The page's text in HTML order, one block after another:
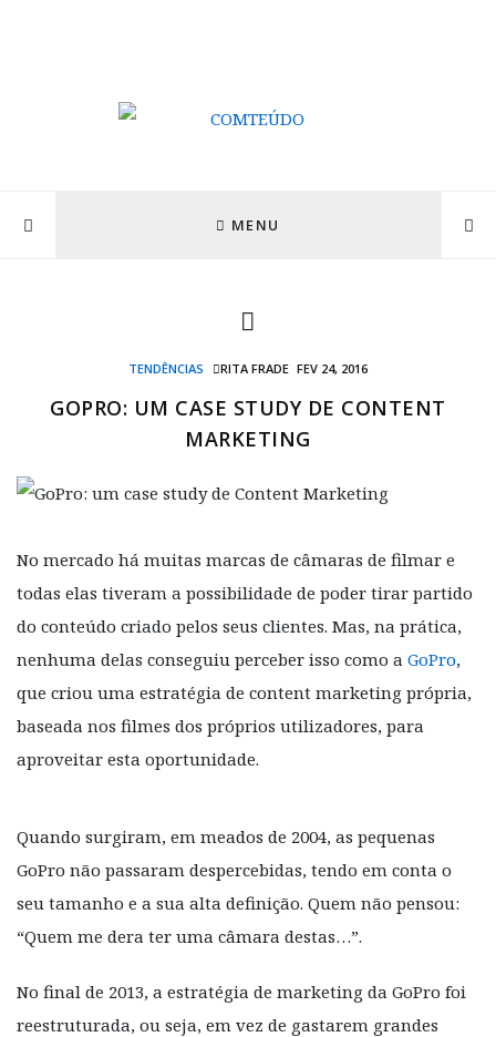
MENU
TENDÊNCIAS RITA FRADE FEV 24, 2016
GOPRO: UM CASE STUDY DE CONTENT
MARKETING
No mercado há muitas marcas de câmaras de filmar e
todas elas tiveram a possibilidade de poder tirar partido
do conteúdo criado pelos seus clientes. Mas, na prática,
nenhuma delas conseguiu perceber isso como a GoPro,
que criou uma estratégia de content marketing própria,
baseada nos filmes dos próprios utilizadores, para
aproveitar esta oportunidade.
Quando surgiram, em meados de 2004, as pequenas
GoPro não passaram despercebidas, tendo em conta o
seu tamanho e a sua alta definição. Quem não pensou:
“Quem me dera ter uma câmara destas…”.
No final de 2013, a estratégia de marketing da GoPro foi
reestruturada, ou seja, em vez de gastarem grandes